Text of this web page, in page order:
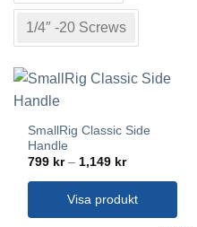
flera
varianter.
De
alternativen
kan
på
produktsidan
1/4″ -20 Screws
SmallRig Classic Side
Handle
799 kr – 1,149 krPrisintervall:
till
1,149 kr
Visa produkt